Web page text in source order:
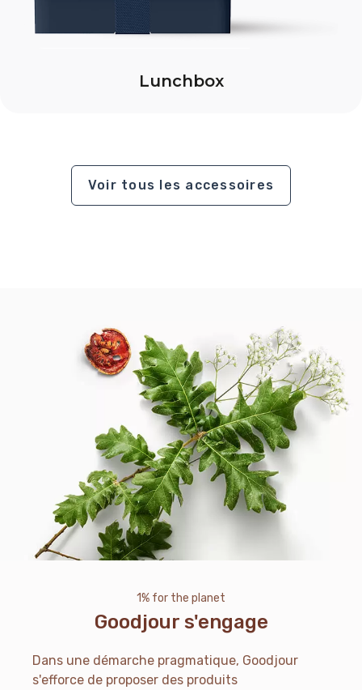
Lunchbox
Voir tous les accessoires
1% for the planet
Goodjour s'engage
Dans une démarche pragmatique, Goodjour
s'efforce de proposer des produits